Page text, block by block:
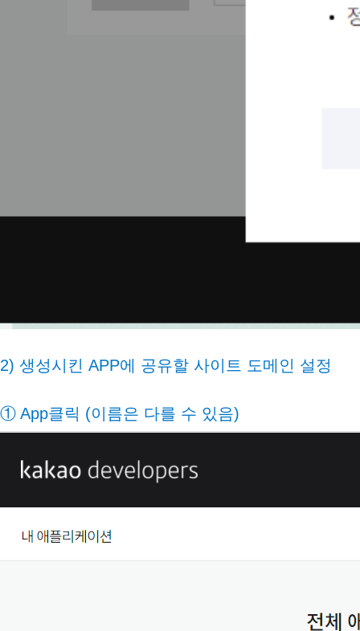
2) 생성시킨 APP에 공유할 사이트 도메인 설정
① App클릭 (이름은 다를 수 있음)